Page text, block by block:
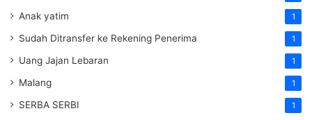
Anak yatim 1
Sudah Ditransfer ke Rekening Penerima 1
Uang Jajan Lebaran 1
Malang 1
SERBA SERBI 1